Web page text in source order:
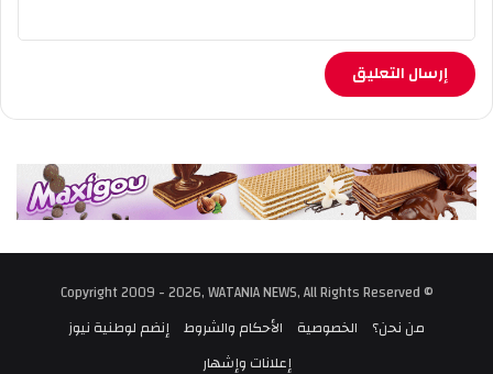
© Copyright 2009 - 2026, WATANIA NEWS, All Rights Reserved
من نحن؟
الخصوصية الأحكام والشروط إنضم لوطنية نيوز
إعلانات وإشهار